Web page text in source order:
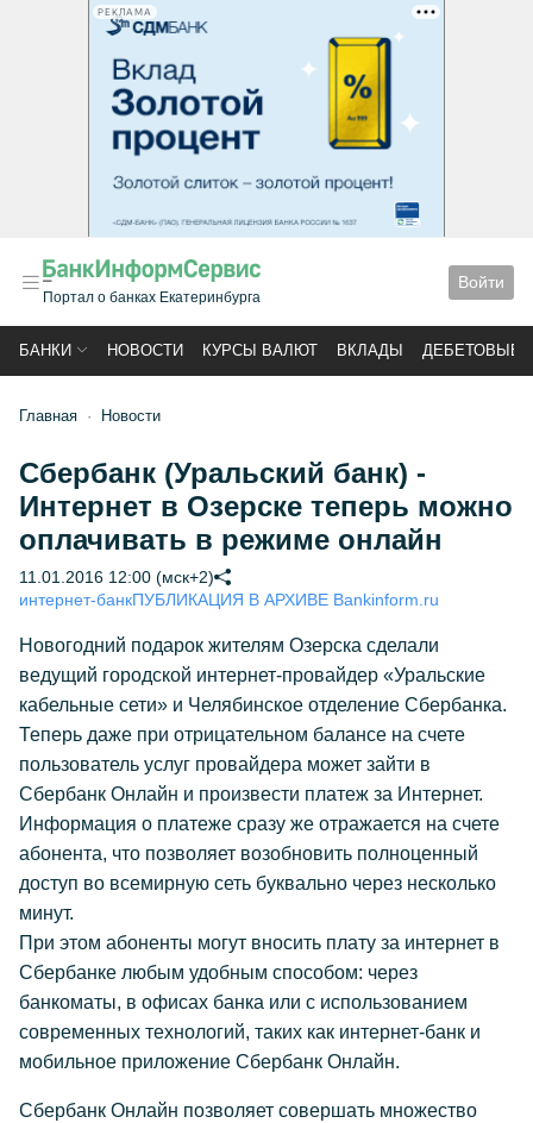
РЕКЛАМА
Портал о банках Екатеринбурга
Войти
БАНКИ НОВОСТИ КУРСЫ ВАЛЮТ ВКЛАДЫ ДЕБЕТОВЫЕ
Главная Новости
Сбербанк (Уральский банк) -
Интернет в Озерске теперь можно
оплачивать в режиме онлайн
11.01.2016 12:00 (мск+2)
интернет-банкПУБЛИКАЦИЯ В АРХИВЕ Bankinform.ru
Новогодний подарок жителям Озерска сделали
ведущий городской интернет-провайдер «Уральские
кабельные сети» и Челябинское отделение Сбербанка.
Теперь даже при отрицательном балансе на счете
пользователь услуг провайдера может зайти в
Сбербанк Онлайн и произвести платеж за Интернет.
Информация о платеже сразу же отражается на счете
абонента, что позволяет возобновить полноценный
доступ во всемирную сеть буквально через несколько
минут.
При этом абоненты могут вносить плату за интернет в
Сбербанке любым удобным способом: через
банкоматы, в офисах банка или с использованием
современных технологий, таких как интернет-банк и
мобильное приложение Сбербанк Онлайн.
Сбербанк Онлайн позволяет совершать множество